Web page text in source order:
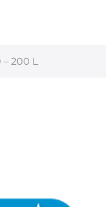
– 200 L